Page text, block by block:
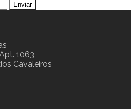
1063
Cavaleiros